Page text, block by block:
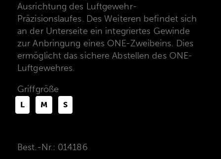
Ausrichtung des Luftgewehr-
Präzisionslaufes. Des Weiteren befindet sich
an der Unterseite ein integriertes Gewinde
zur Anbringung eines ONE-Zweibeins. Dies
ermöglicht das sichere Abstellen des ONE-
Luftgewehres.
Griffgröße
L M S
Best.-Nr.: 014186